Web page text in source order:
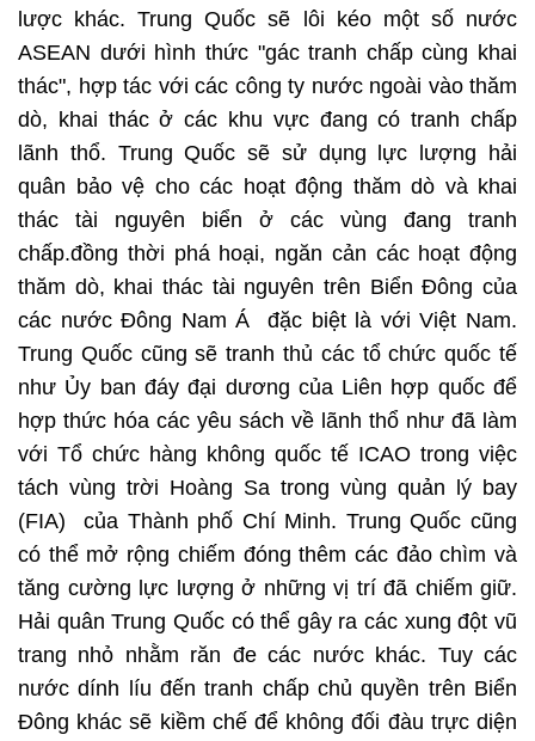
lược khác. Trung Quốc sẽ lôi kéo một số nước
ASEAN dưới hình thức "gác tranh chấp cùng khai
thác", hợp tác với các công ty nước ngoài vào thăm
dò, khai thác ở các khu vực đang có tranh chấp
lãnh thổ. Trung Quốc sẽ sử dụng lực lượng hải
quân bảo vệ cho các hoạt động thăm dò và khai
thác tài nguyên biển ở các vùng đang tranh
chấp.đồng thời phá hoại, ngăn cản các hoạt động
thăm dò, khai thác tài nguyên trên Biển Đông của
các nước Đông Nam Á đặc biệt là với Việt Nam.
Trung Quốc cũng sẽ tranh thủ các tổ chức quốc tế
như Ủy ban đáy đại dương của Liên hợp quốc để
hợp thức hóa các yêu sách về lãnh thổ như đã làm
với Tổ chức hàng không quốc tế ICAO trong việc
tách vùng trời Hoàng Sa trong vùng quản lý bay
(FIA) của Thành phố Chí Minh. Trung Quốc cũng
có thể mở rộng chiếm đóng thêm các đảo chìm và
tăng cường lực lượng ở những vị trí đã chiếm giữ.
Hải quân Trung Quốc có thể gây ra các xung đột vũ
trang nhỏ nhằm răn đe các nước khác. Tuy các
nước dính líu đến tranh chấp chủ quyền trên Biển
Đông khác sẽ kiềm chế để không đối đàu trực diện